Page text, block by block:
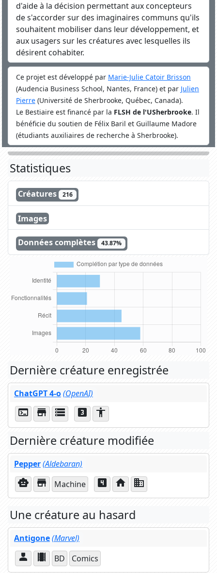
d'aide à la décision permettant aux concepteurs
de s'accorder sur des imaginaires communs qu'ils
souhaitent mobiliser dans leur développement, et
aux usagers sur les créatures avec lesquelles ils
désirent cohabiter.
Ce projet est développé par Marie-Julie Catoir Brisson
(Audencia Business School, Nantes, France) et par Julien
Pierre (Université de Sherbrooke, Québec, Canada).
Le Bestiaire est financé par la FLSH de l'USherbrooke. Il
bénéficie du soutien de Félix Baril et Guillaume Madore
(étudiants auxiliaires de recherche à Sherbrooke).
Statistiques
Créatures 216
Images
Données complètes 43.87%
Dernière créature enregistrée
ChatGPT 4-o(OpenAI)
terminal store storage looks_3 accessibility
Dernière créature modifiée
Pepper(Aldebaran)
smart_toy store Machine looks_4 home business
Une créature au hasard
Antigone(Marvel)
person_4 theaters BD Comics